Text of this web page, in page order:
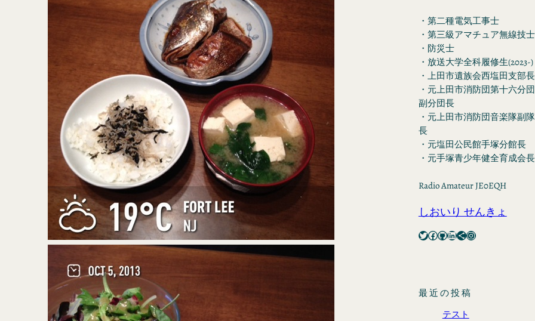
・第二種電気工事士
・第三級アマチュア無線技士
・防災士
・放送大学全科履修生(2023-)
・上田市遺族会西塩田支部長
・元上田市消防団第十六分団
副分団長
・元上田市消防団音楽隊副隊
長
・元塩田公民館手塚分館長
・元手塚青少年健全育成会長
Radio Amateur JE0EQH
しおいり せんきょ
Twitter Facebook GitHub LinkedIn Share Icon Instagram
最近の投稿
テスト